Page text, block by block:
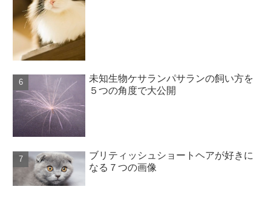
未知生物ケサランパサランの飼い方を
５つの角度で大公開
ブリティッシュショートヘアが好きに
なる７つの画像